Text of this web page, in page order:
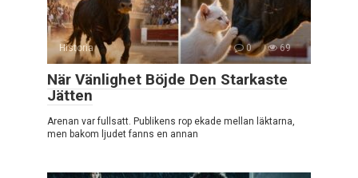
Historia 0 69
När Vänlighet Böjde Den Starkaste
Jätten
Arenan var fullsatt. Publikens rop ekade mellan läktarna,
men bakom ljudet fanns en annan